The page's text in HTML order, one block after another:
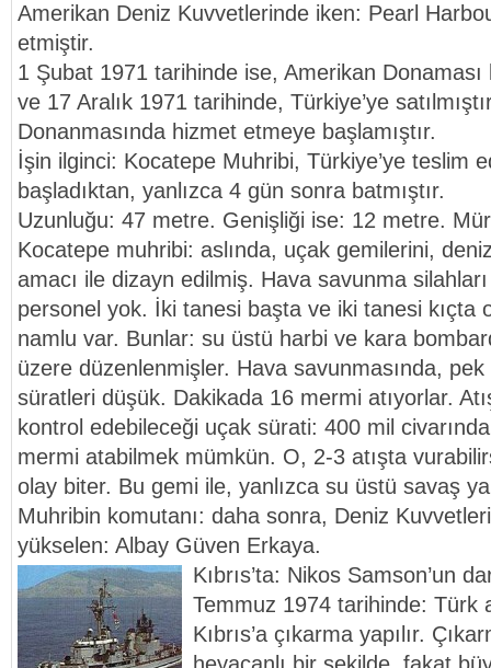
Amerikan Deniz Kuvvetlerinde iken: Pearl
etmiştir.
1 Şubat 1971 tarihinde ise, Amerikan Donaması
ve 17 Aralık 1971 tarihinde, Türkiye’ye
Donanmasında hizmet etmeye başlamıştır.
İşin ilginci: Kocatepe Muhribi, Türkiye’ye teslim
başladıktan, yanlızca 4 gün sonra batmıştır.
Uzunluğu: 47 metre. Genişliği ise: 12 metre.
Kocatepe muhribi: aslında, uçak gemilerini,
amacı ile dizayn edilmiş. Hava savunma
personel yok. İki tanesi başta ve iki tanesi kıçta
namlu var. Bunlar: su üstü harbi ve kara
üzere düzenlenmişler. Hava savunmasında, pek
süratleri düşük. Dakikada 16 mermi atıyorlar.
kontrol edebileceği uçak sürati: 400 mil
mermi atabilmek mümkün. O, 2-3 atışta
olay biter. Bu gemi ile, yanlızca su üstü savaş
Muhribin komutanı: daha sonra, Deniz
yükselen: Albay Güven Erkaya.
Kıbrıs’ta: Nikos Samson’un
Temmuz 1974 tarihinde: Türk
Kıbrıs’a çıkarma yapılır.